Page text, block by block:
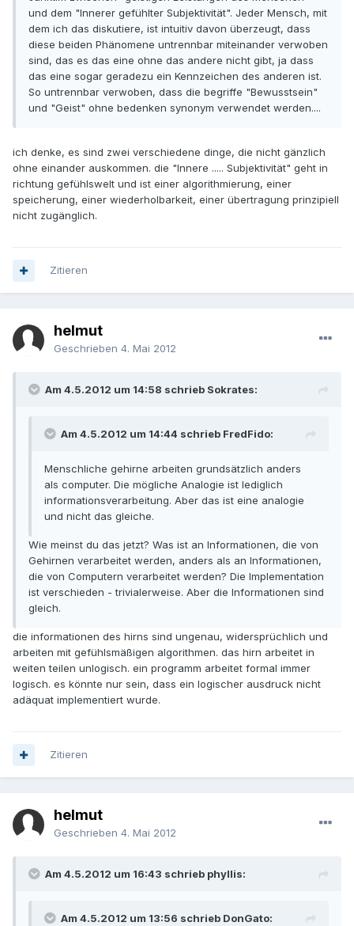
und dem "Innerer gefühlter Subjektivität". Jeder Mensch, mit
dem ich das diskutiere, ist intuitiv davon überzeugt, dass
diese beiden Phänomene untrennbar miteinander verwoben
sind, das es das eine ohne das andere nicht gibt, ja dass
das eine sogar geradezu ein Kennzeichen des anderen ist.
So untrennbar verwoben, dass die begriffe "Bewusstsein"
und "Geist" ohne bedenken synonym verwendet werden....
ich denke, es sind zwei verschiedene dinge, die nicht gänzlich
ohne einander auskommen. die "Innere ..... Subjektivität" geht in
richtung gefühlswelt und ist einer algorithmierung, einer
speicherung, einer wiederholbarkeit, einer übertragung prinzipiell
nicht zugänglich.
Zitieren
helmut
Geschrieben 4. Mai 2012
Am 4.5.2012 um 14:58 schrieb Sokrates:
Am 4.5.2012 um 14:44 schrieb FredFido:
Menschliche gehirne arbeiten grundsätzlich anders
als computer. Die mögliche Analogie ist lediglich
informationsverarbeitung. Aber das ist eine analogie
und nicht das gleiche.
Wie meinst du das jetzt? Was ist an Informationen, die von
Gehirnen verarbeitet werden, anders als an Informationen,
die von Computern verarbeitet werden? Die Implementation
ist verschieden - trivialerweise. Aber die Informationen sind
gleich.
die informationen des hirns sind ungenau, widersprüchlich und
arbeiten mit gefühlsmäßigen algorithmen. das hirn arbeitet in
weiten teilen unlogisch. ein programm arbeitet formal immer
logisch. es könnte nur sein, dass ein logischer ausdruck nicht
adäquat implementiert wurde.
Zitieren
helmut
Geschrieben 4. Mai 2012
Am 4.5.2012 um 16:43 schrieb phyllis:
Am 4.5.2012 um 13:56 schrieb DonGato: